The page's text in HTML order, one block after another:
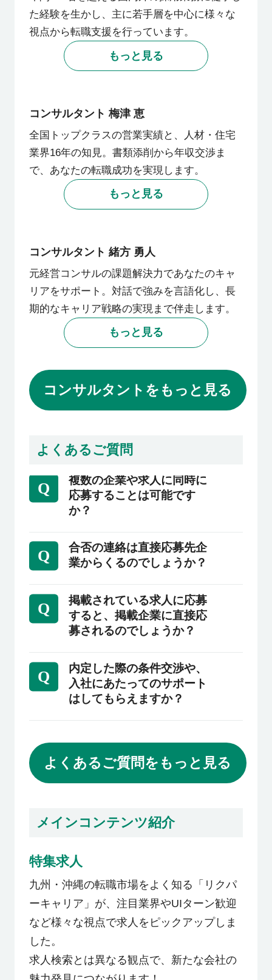
た経験を生かし、主に若手層を中心に様々な
視点から転職支援を行っています。
もっと見る
コンサルタント 梅津 恵
全国トップクラスの営業実績と、人材・住宅
業界16年の知見。書類添削から年収交渉ま
で、あなたの転職成功を実現します。
もっと見る
コンサルタント 緒方 勇人
元経営コンサルの課題解決力であなたのキャ
リアをサポート。対話で強みを言語化し、長
期的なキャリア戦略の実現まで伴走します。
もっと見る
コンサルタントをもっと見る
よくあるご質問
Q
複数の企業や求人に同時に
応募することは可能です
か？
ステップが異なりますので、併願状況を考慮
しながら効率的に転職活動を進められるよう
Q
合否の連絡は直接応募先企
業からくるのでしょうか？
サルタントを通してご連絡いたします。
採用に至らなかった場合、その理由を確認
し、次の応募や面接に活かせるようにアドバ
Q
掲載されている求人に応募
すると、掲載企業に直接応
募されるのでしょうか？
録後、弊社コンサルタントとの面談を実施し
た上で、ご紹介可能な場合には掲載企業の求
人をご紹介させていただきます。また、ご希
Q
内定した際の条件交渉や、
入社にあたってのサポート
はしてもらえますか？
また、企業に直接聞きづらい質問等がある場
合も、コンサルタントが応募企業と求職者の
よくあるご質問をもっと見る
メインコンテンツ紹介
特集求人
九州・沖縄の転職市場をよく知る「リクパ
ーキャリア」が、注目業界やUIターン歓迎
など様々な視点で求人をピックアップしま
した。
求人検索とは異なる観点で、新たな会社の